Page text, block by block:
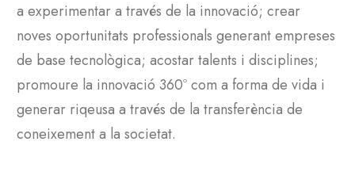
a experimentar a través de la innovació; crear
noves oportunitats professionals generant empreses
de base tecnològica; acostar talents i disciplines;
promoure la innovació 360º com a forma de vida i
generar riqeusa a través de la transferència de
coneixement a la societat.